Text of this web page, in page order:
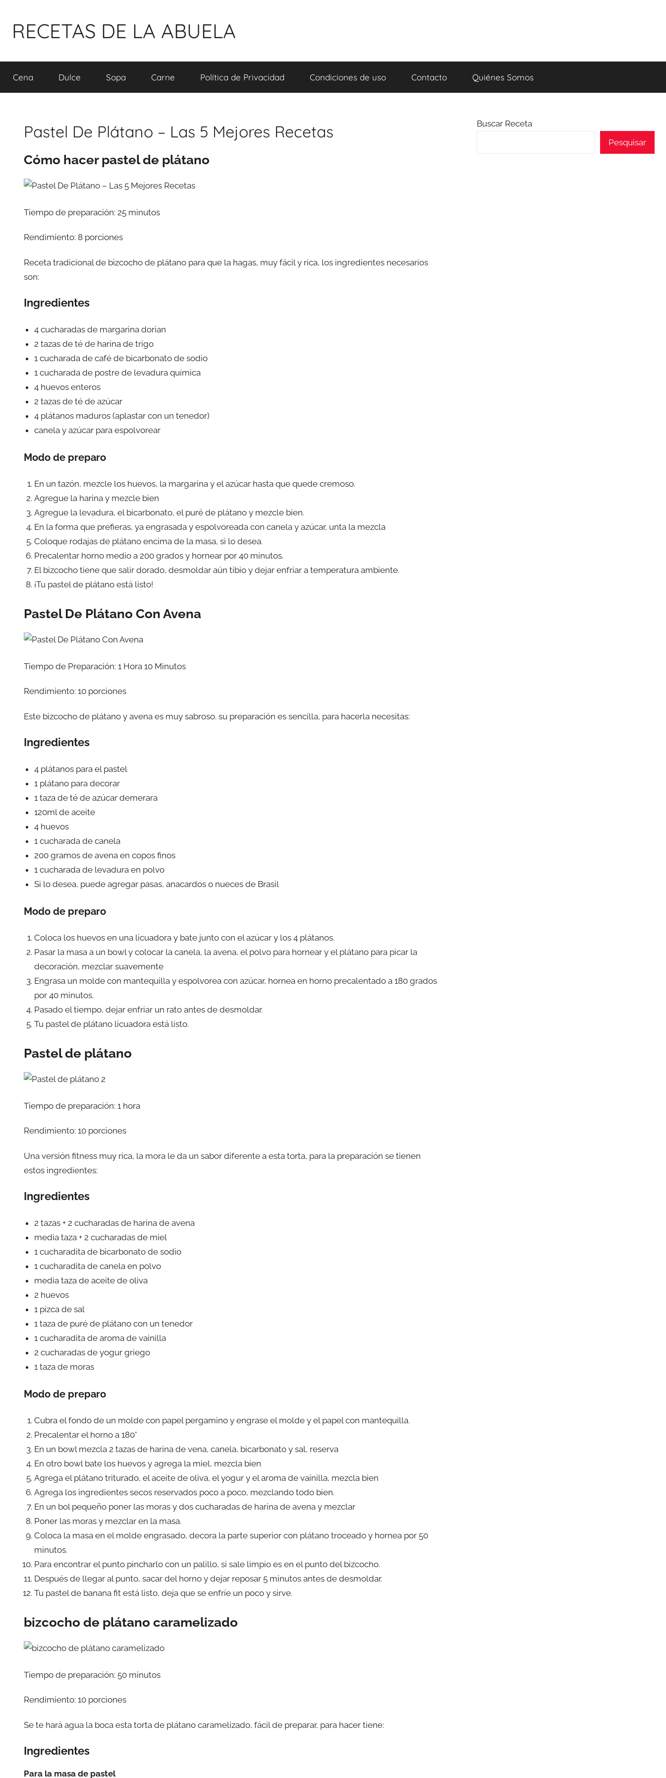
RECETAS DE LA ABUELA
Cena Dulce Sopa Carne Política de Privacidad Condiciones de uso Contacto Quiénes Somos
Pastel De Plátano – Las 5 Mejores Recetas
Cómo hacer pastel de plátano
Tiempo de preparación: 25 minutos
Rendimiento: 8 porciones
Receta tradicional de bizcocho de plátano para que la hagas, muy fácil y rica, los ingredientes necesarios
son:
Ingredientes
4 cucharadas de margarina dorian
2 tazas de té de harina de trigo
1 cucharada de café de bicarbonato de sodio
1 cucharada de postre de levadura química
4 huevos enteros
2 tazas de té de azúcar
4 plátanos maduros (aplastar con un tenedor)
canela y azúcar para espolvorear
Modo de preparo
En un tazón, mezcle los huevos, la margarina y el azúcar hasta que quede cremoso.
Agregue la harina y mezcle bien
Agregue la levadura, el bicarbonato, el puré de plátano y mezcle bien.
En la forma que prefieras, ya engrasada y espolvoreada con canela y azúcar, unta la mezcla
Coloque rodajas de plátano encima de la masa, si lo desea.
Precalentar horno medio a 200 grados y hornear por 40 minutos.
El bizcocho tiene que salir dorado, desmoldar aún tibio y dejar enfriar a temperatura ambiente.
¡Tu pastel de plátano está listo!
Pastel De Plátano Con Avena
Tiempo de Preparación: 1 Hora 10 Minutos
Rendimiento: 10 porciones
Este bizcocho de plátano y avena es muy sabroso. su preparación es sencilla, para hacerla necesitas:
Ingredientes
4 plátanos para el pastel
1 plátano para decorar
1 taza de té de azúcar demerara
120ml de aceite
4 huevos
1 cucharada de canela
200 gramos de avena en copos finos
1 cucharada de levadura en polvo
Si lo desea, puede agregar pasas, anacardos o nueces de Brasil
Modo de preparo
Coloca los huevos en una licuadora y bate junto con el azúcar y los 4 plátanos.
Pasar la masa a un bowl y colocar la canela, la avena, el polvo para hornear y el plátano para picar la
decoración, mezclar suavemente
Engrasa un molde con mantequilla y espolvorea con azúcar, hornea en horno precalentado a 180 grados
por 40 minutos.
Pasado el tiempo, dejar enfriar un rato antes de desmoldar.
Tu pastel de plátano licuadora está listo.
Pastel de plátano
Tiempo de preparación: 1 hora
Rendimiento: 10 porciones
Una versión fitness muy rica, la mora le da un sabor diferente a esta torta, para la preparación se tienen
estos ingredientes:
Ingredientes
2 tazas + 2 cucharadas de harina de avena
media taza + 2 cucharadas de miel
1 cucharadita de bicarbonato de sodio
1 cucharadita de canela en polvo
media taza de aceite de oliva
2 huevos
1 pizca de sal
1 taza de puré de plátano con un tenedor
1 cucharadita de aroma de vainilla
2 cucharadas de yogur griego
1 taza de moras
Modo de preparo
Cubra el fondo de un molde con papel pergamino y engrase el molde y el papel con mantequilla.
Precalentar el horno a 180°
En un bowl mezcla 2 tazas de harina de vena, canela, bicarbonato y sal, reserva
En otro bowl bate los huevos y agrega la miel, mezcla bien
Agrega el plátano triturado, el aceite de oliva, el yogur y el aroma de vainilla, mezcla bien
Agrega los ingredientes secos reservados poco a poco, mezclando todo bien.
En un bol pequeño poner las moras y dos cucharadas de harina de avena y mezclar
Poner las moras y mezclar en la masa.
Coloca la masa en el molde engrasado, decora la parte superior con plátano troceado y hornea por 50
minutos.
Para encontrar el punto pincharlo con un palillo, si sale limpio es en el punto del bizcocho.
Después de llegar al punto, sacar del horno y dejar reposar 5 minutos antes de desmoldar.
Tu pastel de banana fit está listo, deja que se enfríe un poco y sirve.
bizcocho de plátano caramelizado
Tiempo de preparación: 50 minutos
Rendimiento: 10 porciones
Se te hará agua la boca esta torta de plátano caramelizado, fácil de preparar, para hacer tiene:
Ingredientes
Para la masa de pastel
Buscar Receta
Pesquisar